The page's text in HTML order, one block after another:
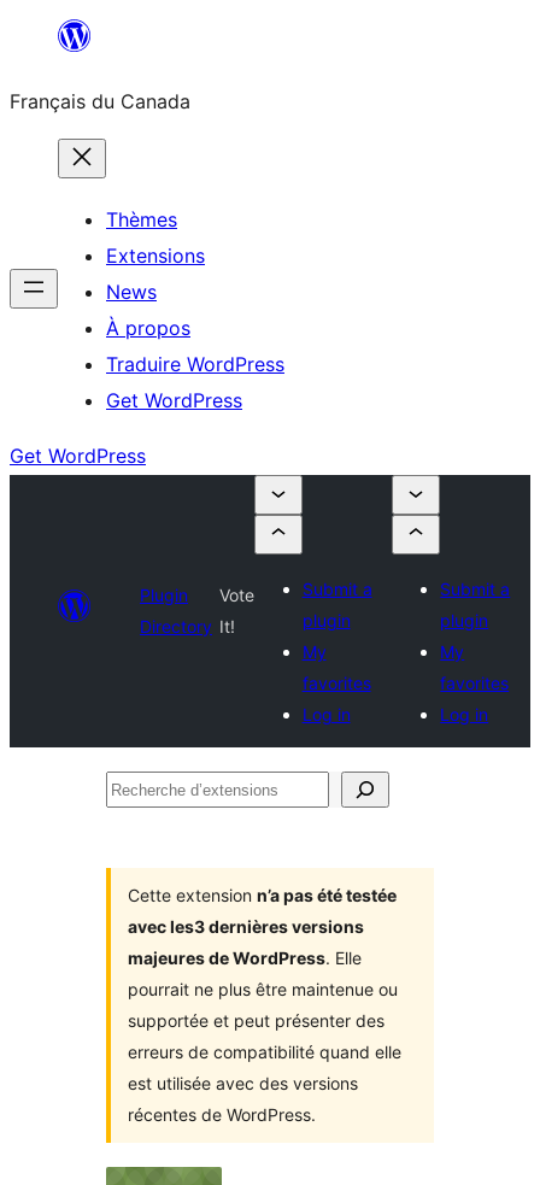
contenu
Français du Canada
Thèmes
Extensions
News
À propos
Traduire WordPress
Get WordPress
Get WordPress
Plugin
Directory
Vote
It!
Submit a
plugin
My
favorites
Log in
Submit a
plugin
My
favorites
Log in
Recherche
Cette extension n’a pas été testée
avec les3 dernières versions
majeures de WordPress. Elle
pourrait ne plus être maintenue ou
supportée et peut présenter des
erreurs de compatibilité quand elle
est utilisée avec des versions
récentes de WordPress.